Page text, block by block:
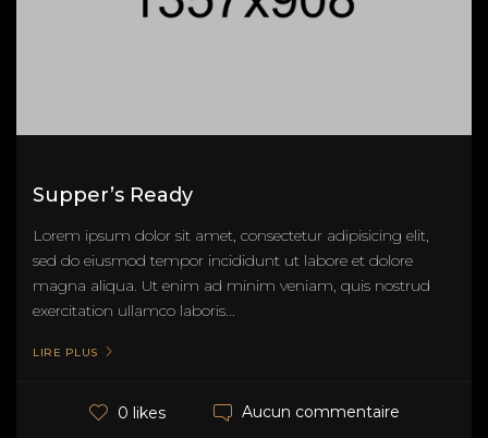
Supper’s Ready
Lorem ipsum dolor sit amet, consectetur adipisicing elit,
sed do eiusmod tempor incididunt ut labore et dolore
magna aliqua. Ut enim ad minim veniam, quis nostrud
exercitation ullamco laboris...
LIRE PLUS
0 likes Aucun commentaire